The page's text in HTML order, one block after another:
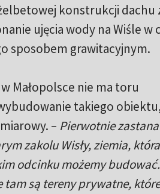
konstrukcji dachu
ujęcia wody na Wiśle w
sposobem grawitacyjnym.
Małopolsce nie ma toru
takiego
– Pierwotnie
zakolu Wisły, ziemia,
odcinku możemy
tam są tereny prywatne, które